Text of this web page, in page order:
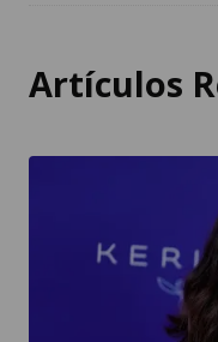
Artículos